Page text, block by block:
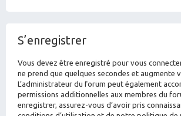
S’enregistrer
Vous devez être enregistré pour vous
ne prend que quelques secondes et augmente
L’administrateur du forum peut également
permissions additionnelles aux membres du
enregistrer, assurez-vous d’avoir pris